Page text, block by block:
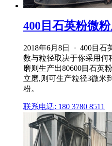
400目石英粉微
2018年6月8日 · 400目石
数与粒径取决于你采用何
磨则生产出80600目石英
立磨,则可生产粒径3微米
粉。
联系电话: 180 3780 8511